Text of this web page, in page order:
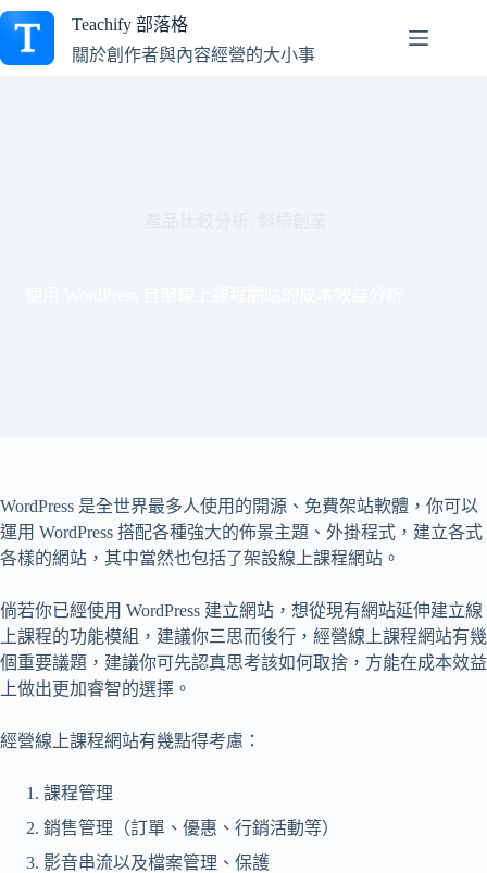
跳
主
Teachify 部落格
關於創作者與內容經營的大小事
WordPress 是全世界最多人使用的開源、免費架站軟體，你可以
運用 WordPress 搭配各種強大的佈景主題、外掛程式，建立各式
各樣的網站，其中當然也包括了架設線上課程網站。
倘若你已經使用 WordPress 建立網站，想從現有網站延伸建立線
上課程的功能模組，建議你三思而後行，經營線上課程網站有幾
個重要議題，建議你可先認真思考該如何取捨，方能在成本效益
上做出更加睿智的選擇。
經營線上課程網站有幾點得考慮：
課程管理
銷售管理（訂單、優惠、行銷活動等）
影音串流以及檔案管理、保護